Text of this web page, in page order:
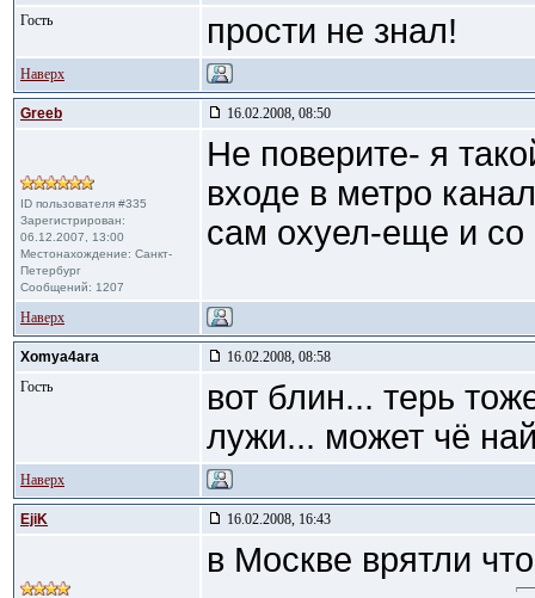
Гость
прости не знал!
Наверх
Greeb 16.02.2008, 08:50
ID пользователя #335
Зарегистрирован:
06.12.2007, 13:00
Местонахождение: Санкт-
Петербург
Сообщений: 1207
Не поверите- я
входе в метро
сам охуел-еще и
Наверх
Xomya4ara
16.02.2008, 08:58
Гость
вот блин... терь
лужи... может чё
Наверх
EjiK 16.02.2008, 16:43
в Москве врятли